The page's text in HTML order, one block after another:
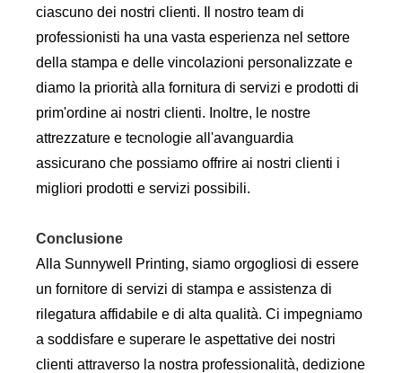
ciascuno dei nostri clienti. Il nostro team di
professionisti ha una vasta esperienza nel settore
della stampa e delle vincolazioni personalizzate e
diamo la priorità alla fornitura di servizi e prodotti di
prim'ordine ai nostri clienti. Inoltre, le nostre
attrezzature e tecnologie all'avanguardia
assicurano che possiamo offrire ai nostri clienti i
migliori prodotti e servizi possibili.
Conclusione
Alla Sunnywell Printing, siamo orgogliosi di essere
un fornitore di servizi di stampa e assistenza di
rilegatura affidabile e di alta qualità. Ci impegniamo
a soddisfare e superare le aspettative dei nostri
clienti attraverso la nostra professionalità, dedizione